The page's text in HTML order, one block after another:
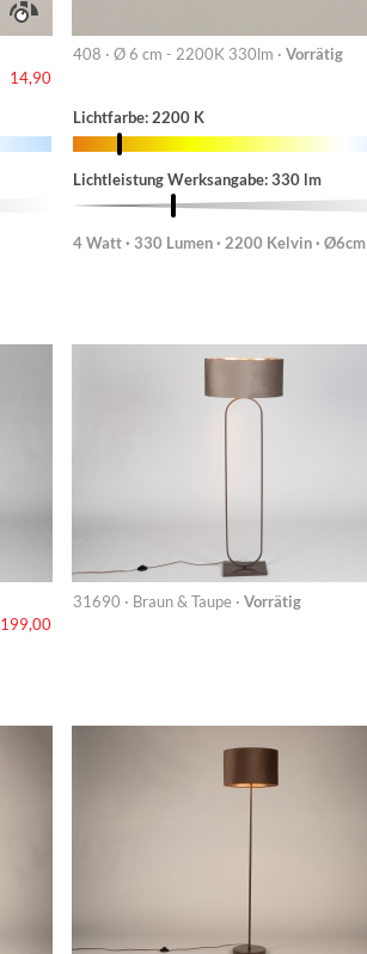
14,90
408 · Ø 6 cm - 2200K 330lm · Vorrätig
Lichtfarbe: 2200 K
Lichtleistung Werksangabe: 330 lm
4 Watt · 330 Lumen · 2200 Kelvin · Ø6cm
199,00
31690 · Braun & Taupe · Vorrätig